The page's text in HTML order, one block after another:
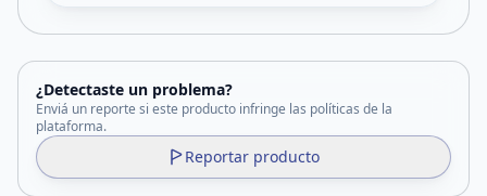
¿Detectaste un problema?
Enviá un reporte si este producto infringe las políticas de la
plataforma.
Reportar producto